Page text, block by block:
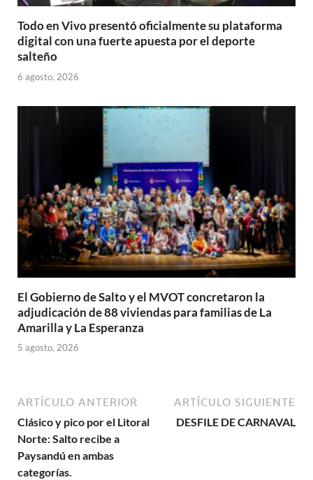
Todo en Vivo presentó oficialmente su plataforma
digital con una fuerte apuesta por el deporte
salteño
6 agosto, 2026
El Gobierno de Salto y el MVOT concretaron la
adjudicación de 88 viviendas para familias de La
Amarilla y La Esperanza
5 agosto, 2026
ARTÍCULO ANTERIOR
Clásico y pico por el Litoral
Norte: Salto recibe a
Paysandú en ambas
categorías.
ARTÍCULO SIGUIENTE
DESFILE DE CARNAVAL